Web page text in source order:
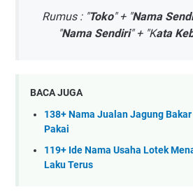
Rumus : "Toko" + "Nama
"Nama Sendiri" + "Kata
BACA JUGA
138+ Nama Jualan Jagung
Pakai
119+ Ide Nama Usaha Lotek
Laku Terus